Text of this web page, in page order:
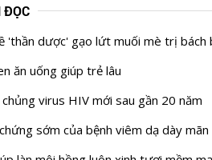
ĐỌC
'thần dược' gạo lứt muối mè trị bách
ăn uống giúp trẻ lâu
virus HIV mới sau gần 20 năm
sớm của bệnh viêm dạ dày